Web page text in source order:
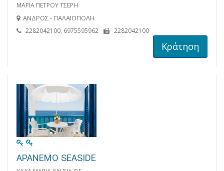
ΜΑΡΙΑ ΠΕΤΡΟΥ ΤΣΕΡΗ
ΑΝΔΡΟΣ - ΠΑΛΑΙΟΠΟΛΗ
2282042100, 6975595962 2282042100
Κράτηση
APANEMO SEASIDE